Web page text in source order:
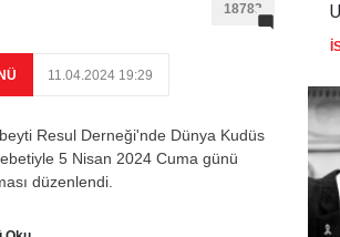
18783
11.04.2024 19:29
Resul Derneği'nde Dünya Kudüs
5 Nisan 2024 Cuma günü
düzenlendi.